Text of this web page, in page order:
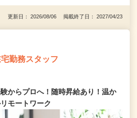
更新日： 2026/08/06 掲載終了日： 2027/04/23
勤務スタッフ
からプロへ！随時昇給あり！温か
モートワーク